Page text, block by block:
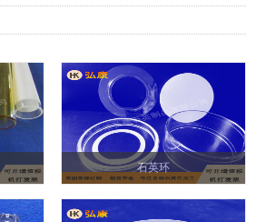
石英环